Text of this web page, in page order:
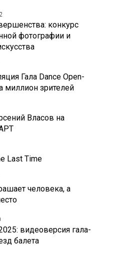
конкурс
фотографии и
Гала Dance Open-
миллион зрителей
Власов на
Last Time
человека, а
видеоверсия гала-
балета